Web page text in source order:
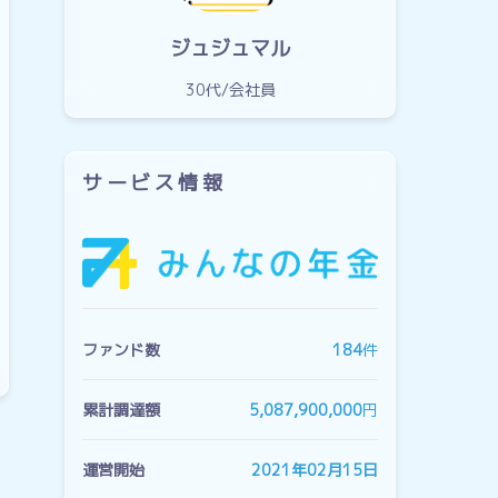
ジュジュマル
30代 会社員
サービス情報
ファンド数 184件
累計調達額 5,087,900,000円
運営開始 2021年02月15日